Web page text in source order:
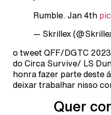
Rumble. Jan 4th
— Skrillex
o tweet QFF/DGTC
do Circa Survive/ LS
honra fazer parte deste
deixar trabalhar nisso
Quer